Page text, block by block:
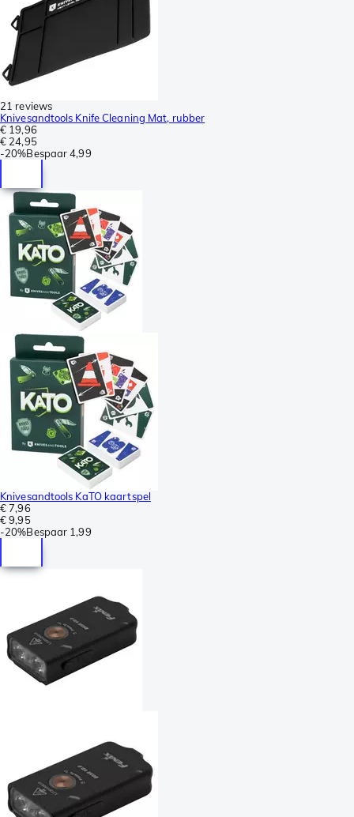
21 reviews
Knivesandtools Knife Cleaning Mat, rubber
€ 19,96
€ 24,95
-20%Bespaar 4,99
Knivesandtools KaTO kaartspel
€ 7,96
€ 9,95
-20%Bespaar 1,99